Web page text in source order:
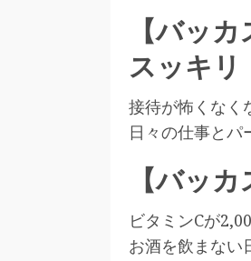
【バッ
スッキリ
接待が怖くなく
日々の仕事とパ
【バッ
ビタミンCが
お酒を飲まない